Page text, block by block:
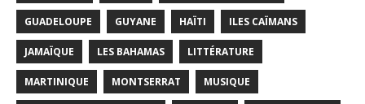
GUADELOUPE GUYANE HAÏTI ILES CAÏMANS
JAMAÏQUE LES BAHAMAS LITTÉRATURE
MARTINIQUE MONTSERRAT MUSIQUE